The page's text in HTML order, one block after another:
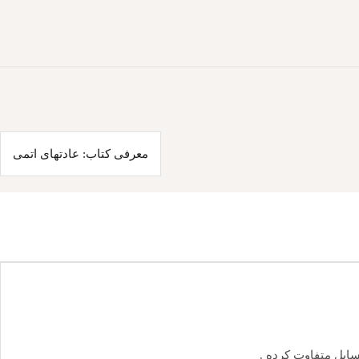
معرفی کتاب: عادتهای اتمی
متفاوت کرده .